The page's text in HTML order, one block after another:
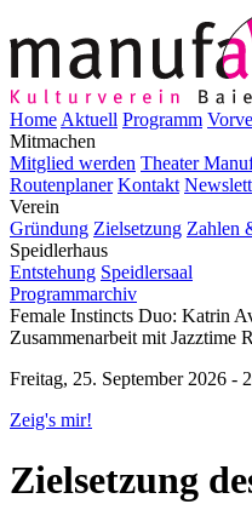
Home Aktuell Programm
Mitmachen
Mitglied werden Theater
Routenplaner Kontakt
Verein
Gründung Zielsetzung Zahlen
Speidlerhaus
Entstehung Speidlersaal
Programmarchiv
Female Instincts Duo: Katrin
Zusammenarbeit mit Jazztime
Freitag, 25. September 2026 -
Zeig's mir!
Zielsetzung